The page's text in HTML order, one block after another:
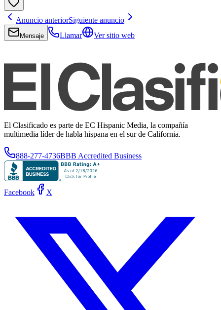
Anuncio anteriorSiguiente anuncio
Mensaje Llamar Ver sitio web
El Clasificado es parte de EC Hispanic Media, la compañía
multimedia líder de habla hispana en el sur de California.
888-277-4736BBB Accredited Business
Facebook X